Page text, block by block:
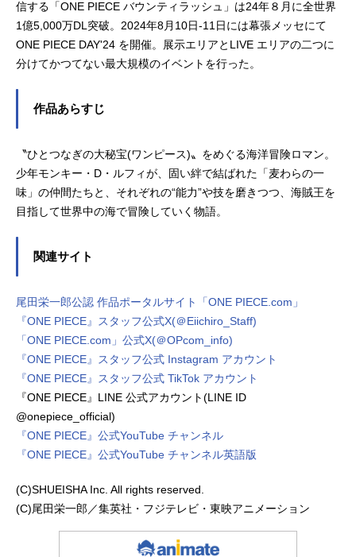
信する「ONE PIECE バウンティラッシュ」は24年８月に全世界
1億5,000万DL突破。2024年8月10日-11日には幕張メッセにて
ONE PIECE DAY'24 を開催。展示エリアとLIVE エリアの二つに
分けてかつてない最大規模のイベントを行った。
作品あらすじ
〝ひとつなぎの大秘宝(ワンピース)〟をめぐる海洋冒険ロマン。
少年モンキー・D・ルフィが、固い絆で結ばれた「麦わらの一
味」の仲間たちと、それぞれの“能力”や技を磨きつつ、海賊王を
目指して世界中の海で冒険していく物語。
関連サイト
尾田栄一郎公認 作品ポータルサイト「ONE PIECE.com」
『ONE PIECE』スタッフ公式X(＠Eiichiro_Staff)
「ONE PIECE.com」公式X(＠OPcom_info)
『ONE PIECE』スタッフ公式 Instagram アカウント
『ONE PIECE』スタッフ公式 TikTok アカウント
『ONE PIECE』LINE 公式アカウント(LINE ID
@onepiece_official)
『ONE PIECE』公式YouTube チャンネル
『ONE PIECE』公式YouTube チャンネル英語版
(C)SHUEISHA Inc. All rights reserved.
(C)尾田栄一郎／集英社・フジテレビ・東映アニメーション